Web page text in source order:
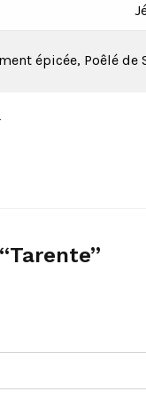
épicée, Poêlé